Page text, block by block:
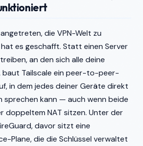
die VPN-Welt zu
es geschafft. Statt einen Server
an den sich alle deine
baut Tailscale ein peer-to-peer-
in dem jedes deiner Geräte direkt
sprechen kann — auch wenn beide
doppeltem NAT sitzen. Unter der
davor sitzt eine
Plane, die die Schlüssel verwaltet